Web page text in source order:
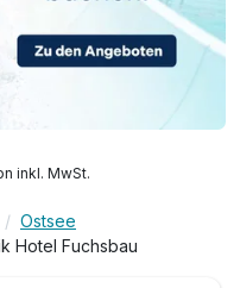
inkl. MwSt.
Ostsee
Hotel Fuchsbau